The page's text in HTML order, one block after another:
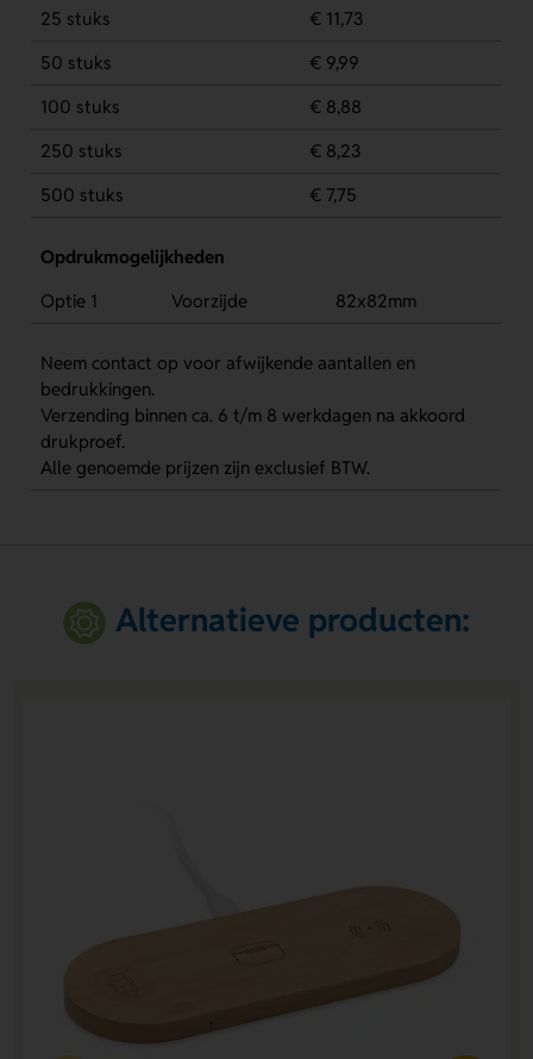
25 stuks
€ 11,73
50 stuks
€ 9,99
100 stuks
€ 8,88
250 stuks
€ 8,23
500 stuks
€ 7,75
Opdrukmogelijkheden
Optie 1
Voorzijde 82x82mm
Neem contact op voor afwijkende aantallen en
bedrukkingen.
Verzending binnen ca. 6 t/m 8 werkdagen na akkoord
drukproef.
Alle genoemde prijzen zijn exclusief BTW.
Alternatieve producten: